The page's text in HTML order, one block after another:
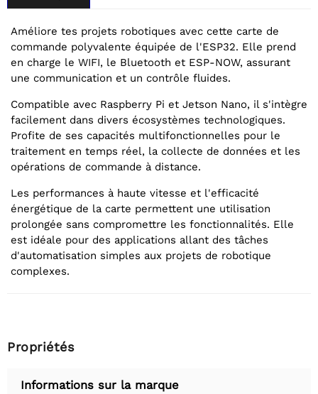
Améliore tes projets robotiques avec cette carte de
commande polyvalente équipée de l'ESP32. Elle prend
en charge le WIFI, le Bluetooth et ESP-NOW, assurant
une communication et un contrôle fluides.
Compatible avec Raspberry Pi et Jetson Nano, il s'intègre
facilement dans divers écosystèmes technologiques.
Profite de ses capacités multifonctionnelles pour le
traitement en temps réel, la collecte de données et les
opérations de commande à distance.
Les performances à haute vitesse et l'efficacité
énergétique de la carte permettent une utilisation
prolongée sans compromettre les fonctionnalités. Elle
est idéale pour des applications allant des tâches
d'automatisation simples aux projets de robotique
complexes.
Propriétés
Informations sur la marque